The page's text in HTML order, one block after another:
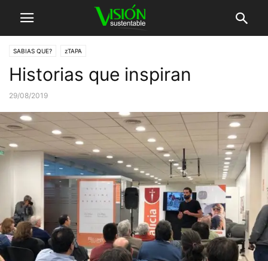
SABIAS QUE? zTAPA
Historias que inspiran
29/08/2019